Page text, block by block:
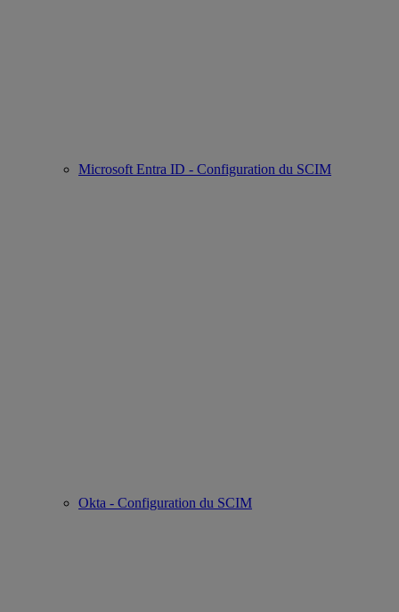
Microsoft Entra ID - Configuration du SCIM
Okta - Configuration du SCIM